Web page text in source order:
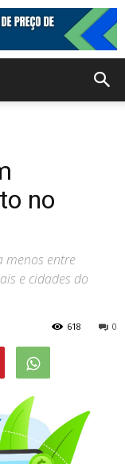
no
menos entre
e cidades do
0
618